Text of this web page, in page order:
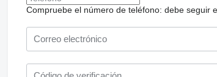
Compruebe el número de teléfono: debe seguir